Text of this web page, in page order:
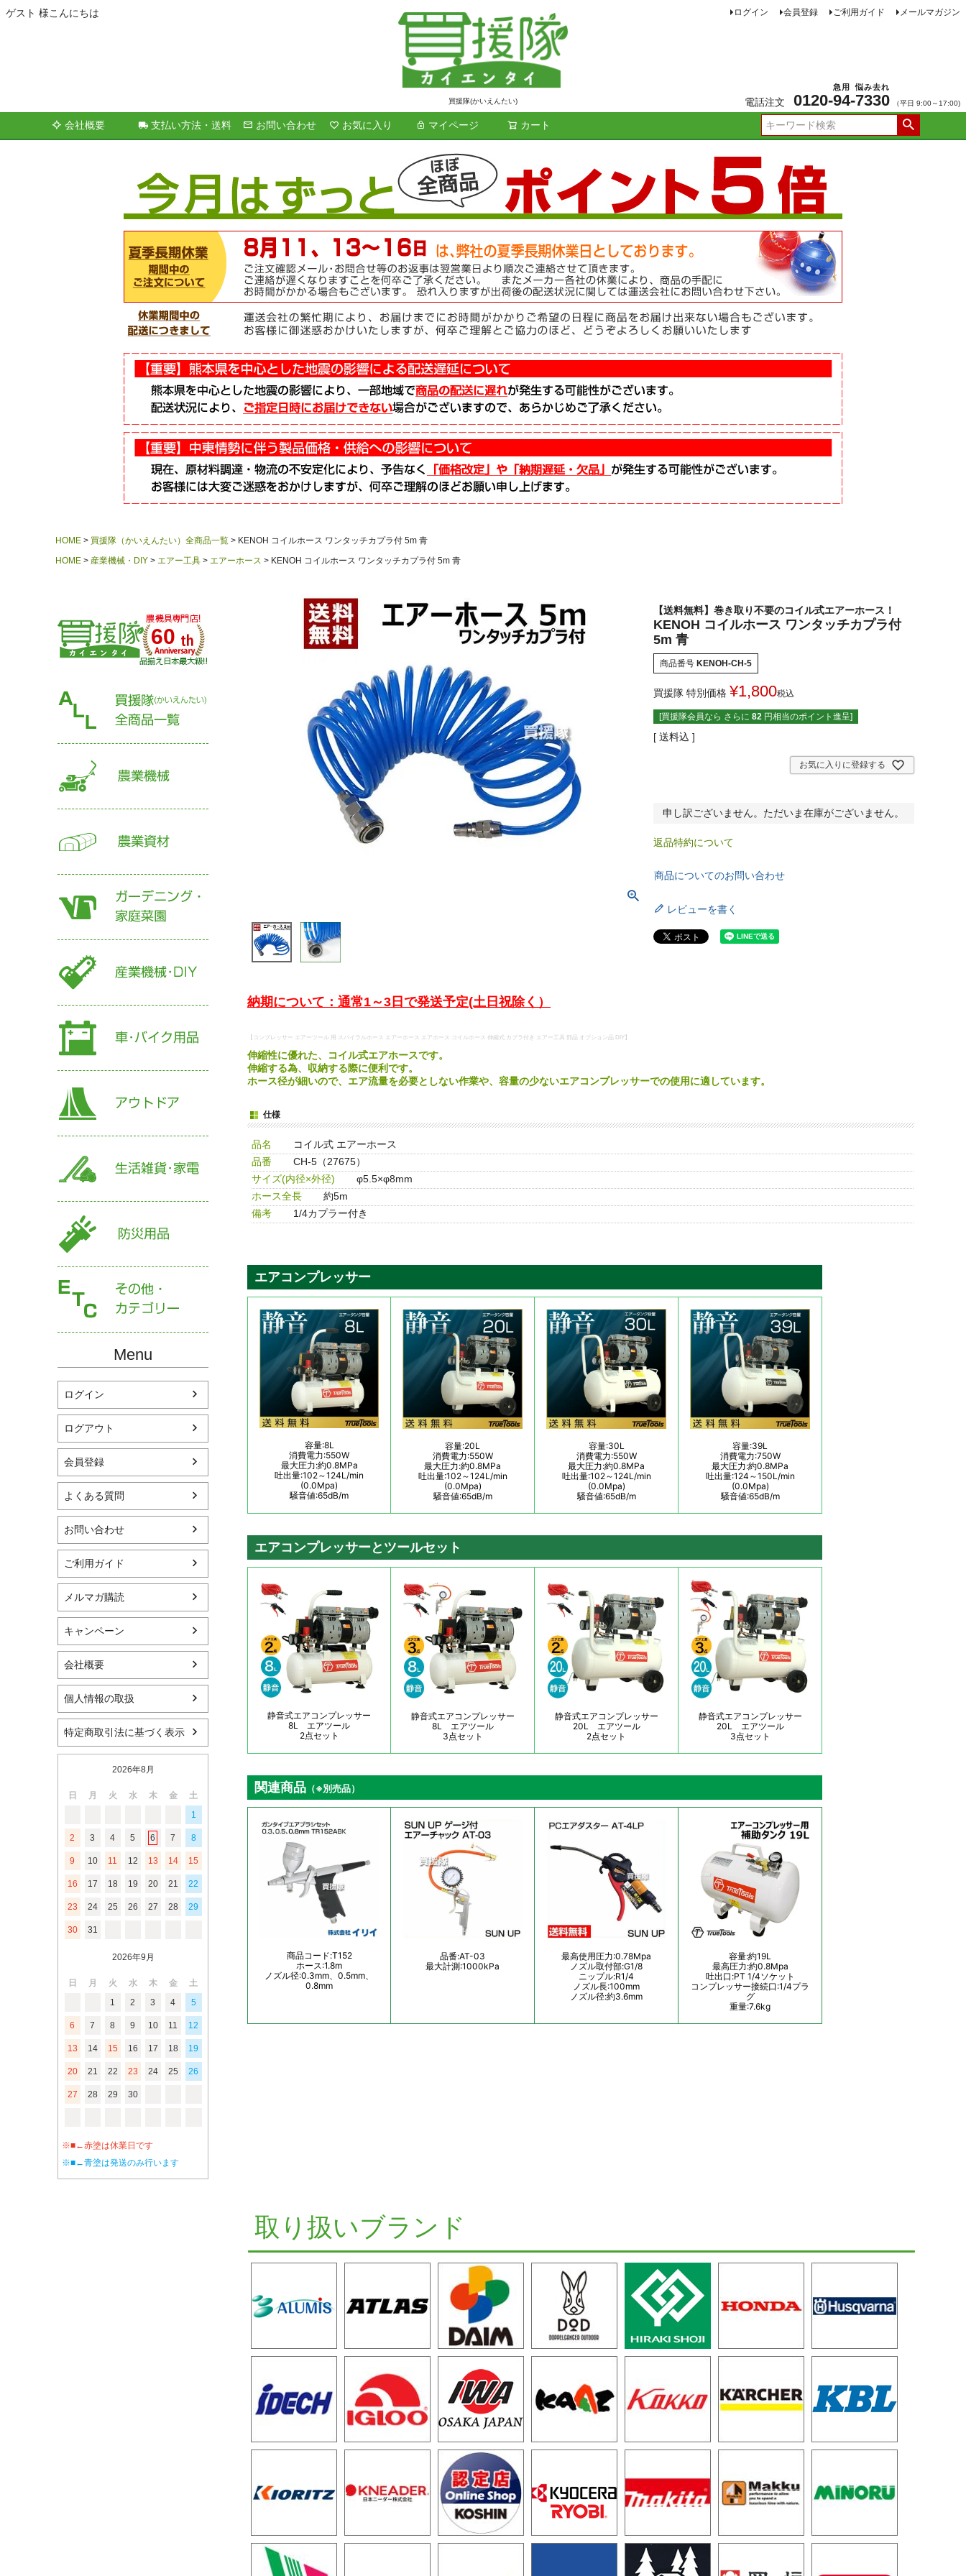
ゲスト 様こんにちは
買援隊(かいえんたい)
ログイン 会員登録 ご利用ガイド メールマガジン
電話注文 0120-94
急用
-7330
悩み去れ
（平日 9:00～17:00)
会社概要 支払い方法・送料 お問い合わせ お気に入り マイページ カート
検索
HOME 買援隊（かいえんたい）全商品一覧
KENOH コイルホース ワンタッチカプラ付 5m 青
HOME
産業機械・DIY エアー工具 エアーホース KENOH コイルホース ワンタッチカプラ付 5m 青
60
Menu
ログイン
ログアウト
会員登録
よくある質問
お問い合わせ
ご利用ガイド
メルマガ購読
キャンペーン
会社概要
個人情報の取扱
特定商取引法に基づく表示
2026年8月
日 月 火 水 木 金
土
1
2 3 4 5 6 7 8
9 10 11 12 13 14 15
16 17 18 19 20 21 22
23 24 25 26 27 28 29
30 31
2026年9月
日 月 火 水 木 金
土
1
2 3 4 5
6 7 8 9 10 11 12
13 14 15 16 17 18 19
20 21 22 23 24 25 26
27 28 29 30
※■←赤塗は休業日です
※■←青塗は発送のみ行います
【送料無料】巻き取り不要のコイル式エアーホース！
KENOH コイルホース ワンタッチカプラ付
5m 青
商品番号 KENOH-CH-5
買援隊 特別価格 ¥1,800税込
[買援隊会員なら さらに 82 円相当のポイント進呈]
送料込
お気に入りに登録する
申し訳ございません。ただいま在庫がございません。
返品特約について
商品についてのお問い合わせ
レビューを書く
納期について：通常1～3日で発送予定(土日祝除く）
【コンプレッサー エアーツール 用 スパイラルホース エアーホース エアホース コイルホース 伸縮式 カプラ付き エアー工具 部品 オプション品 DIY】
伸縮性に優れた、コイル式エアホースです。
伸縮する為、収納する際に便利です。
ホース径が細いので、エア流量を必要としない作業や、容量の少ないエアコンプレッサーでの使用に適しています。
仕様
品名
コイル式 エアーホース
品番
CH-5（27675）
サイズ(内径×外径)
φ5.5×φ8mm
ホース全長
約5m
備考
1/4カプラー付き
取り扱いブランド